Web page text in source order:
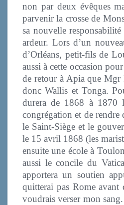
non par deux évêques
parvenir la crosse de
sa nouvelle
ardeur. Lors d’un
d’Orléans, petit-fils de
aussi à cette occasion
de retour à Apia que Mgr
donc Wallis et Tonga.
durera de 1868 à 1870
congrégation et de rendre
le Saint-Siège et le
le 15 avril 1868 (les
ensuite une école à
aussi le concile du
apportera un soutien
quitterai pas Rome
voudrais verser mon